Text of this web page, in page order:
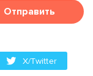
Отправить
X/Twitter